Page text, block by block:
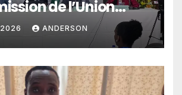
de l’Union
veut renforcer
des services
dans les
publiques
ANDERSON